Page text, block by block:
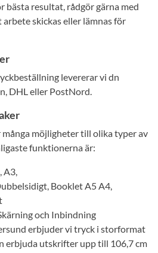
bästa resultat, rådgör gärna med
skickas eller lämnas för
levererar vi dn
DHL eller PostNord.
möjligheter till olika typer av
funktionerna är:
A3,
Booklet A5 A4,
och Inbindning
erbjuder vi tryck i storformat
erbjuda utskrifter upp till 106,7 cm